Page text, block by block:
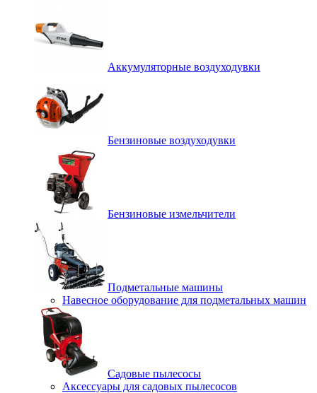
Аккумуляторные воздуходувки
Бензиновые воздуходувки
Бензиновые измельчители
Подметальные машины
Навесное оборудование для подметальных машин
Садовые пылесосы
Аксессуары для садовых пылесосов